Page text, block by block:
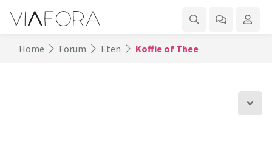
Home Forum Eten Koffie of Thee